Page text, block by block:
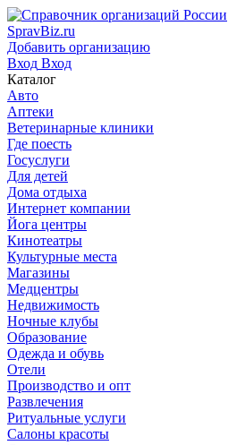
SpravBiz.ru
Добавить организацию
Вход Вход
Каталог
Авто
Аптеки
Ветеринарные клиники
Где поесть
Госуслуги
Для детей
Дома отдыха
Интернет компании
Йога центры
Кинотеатры
Культурные места
Магазины
Медцентры
Недвижимость
Ночные клубы
Образование
Одежда и обувь
Отели
Производство и опт
Развлечения
Ритуальные услуги
Салоны красоты